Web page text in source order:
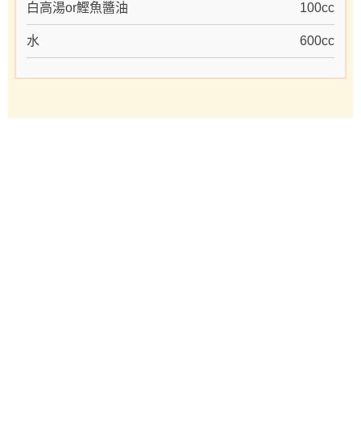
白高湯or鰹魚醬油 100cc
水 600cc